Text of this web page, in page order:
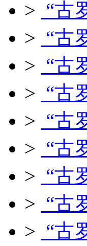
> “古
> “古
> “古
> “古
> “古
> “古
> “古
> “古
> “古